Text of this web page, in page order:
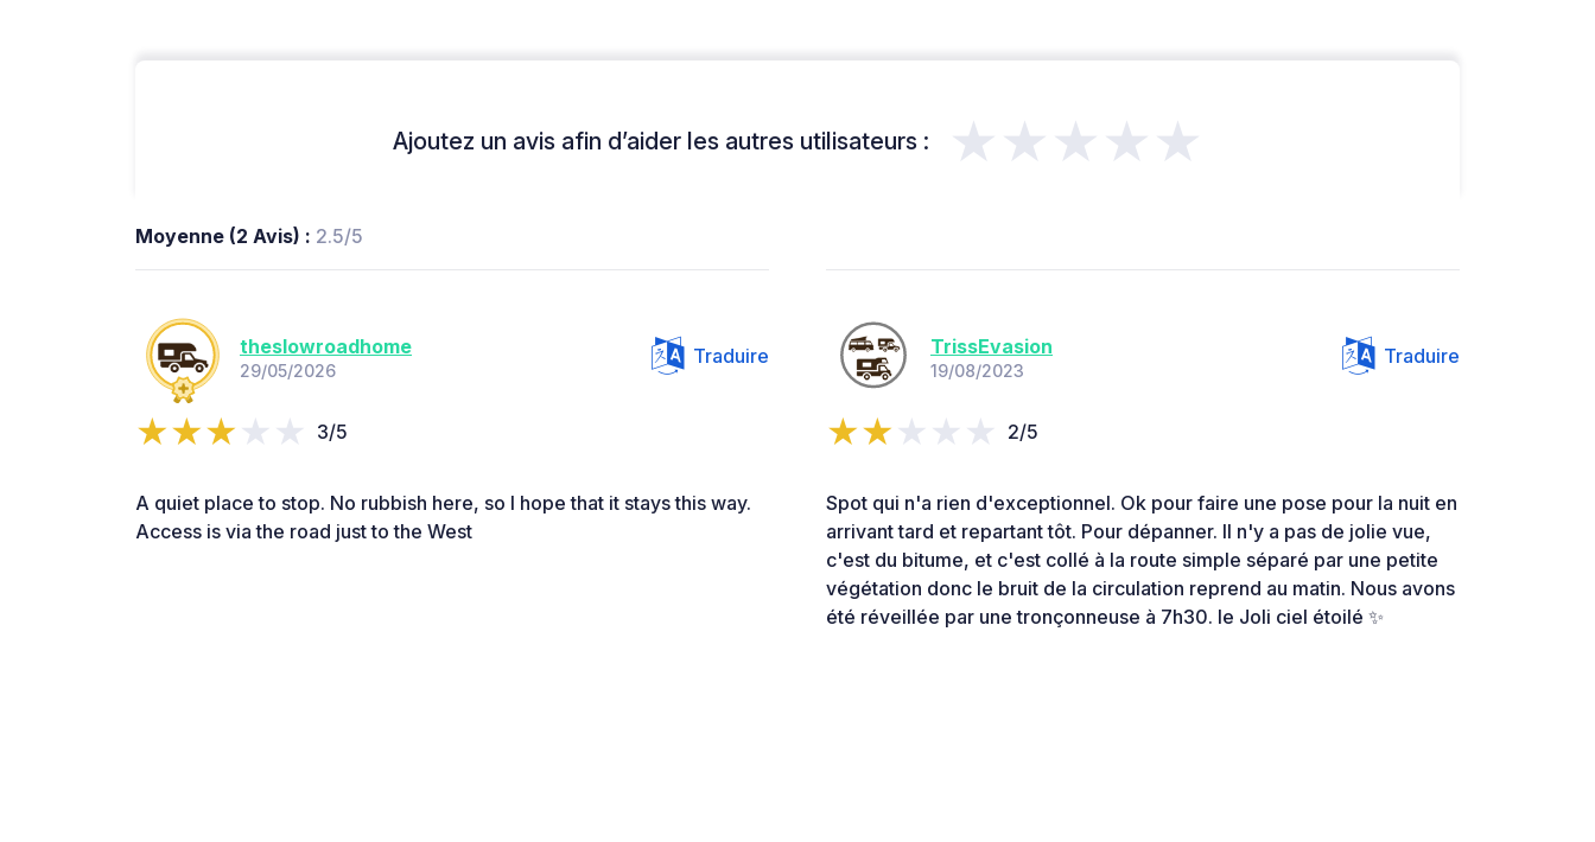
Ajoutez un avis afin d’aider les autres utilisateurs : ★★★★★
Moyenne (2 Avis) : 2.5/5
theslowroadhome
29/05/2026
Traduire
3/5
A quiet place to stop. No rubbish here, so I hope that it stays this way.
Access is via the road just to the West
TrissEvasion
19/08/2023
Traduire
2/5
Spot qui n'a rien d'exceptionnel. Ok pour faire une pose pour la nuit en
arrivant tard et repartant tôt. Pour dépanner. Il n'y a pas de jolie vue,
c'est du bitume, et c'est collé à la route simple séparé par une petite
végétation donc le bruit de la circulation reprend au matin. Nous avons
été réveillée par une tronçonneuse à 7h30. le Joli ciel étoilé ✨